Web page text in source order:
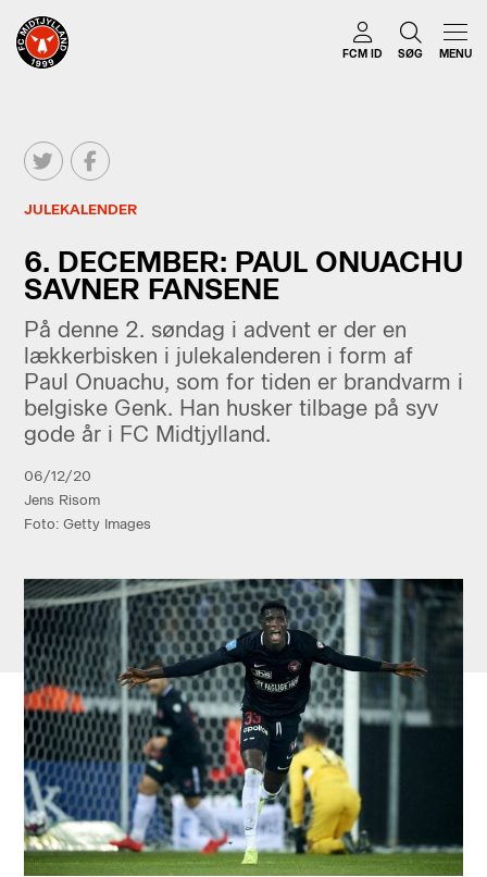
FCM ID SØG MENU
JULEKALENDER
6. DECEMBER: PAUL ONUACHU
SAVNER FANSENE
På denne 2. søndag i advent er der en
lækkerbisken i julekalenderen i form af
Paul Onuachu, som for tiden er brandvarm i
belgiske Genk. Han husker tilbage på syv
gode år i FC Midtjylland.
06/12/20
Jens Risom
Foto: Getty Images